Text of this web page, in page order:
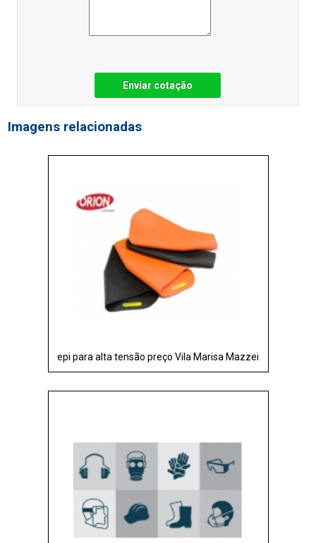
Enviar cotação
Imagens relacionadas
epi para alta tensão preço Vila Marisa Mazzei